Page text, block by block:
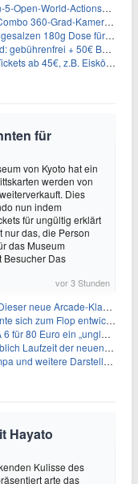
World-Actionspiel für 55,65€
360-Grad-Kamera für 375€
Dose für 1,52€ im Spar-Abo
Bonus* + gratis Reiseversicherung
König der Löwen, Zurück in die Zukunft
für
von Kyoto hat ein
werden von
Dies
nun indem
für ungültig erklärt
nur das, die Person
das Museum
Besucher Das
vor 3 Stunden
Klassiker verzeiht dir gar nichts
sich zum Flop entwickeln
ein „unglaubliches Schnäppchen“
neuen Gameplay-Präsentation
Darsteller sollen feststehen
Hayato
Kulisse des
arte das